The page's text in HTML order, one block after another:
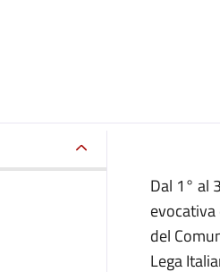
Dal 1° al
evocativa
del
Lega